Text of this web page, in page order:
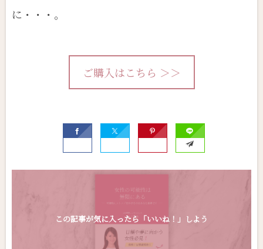
に・・・。
ご購入はこちら ＞＞
この記事が気に入ったら「いいね！」しよう